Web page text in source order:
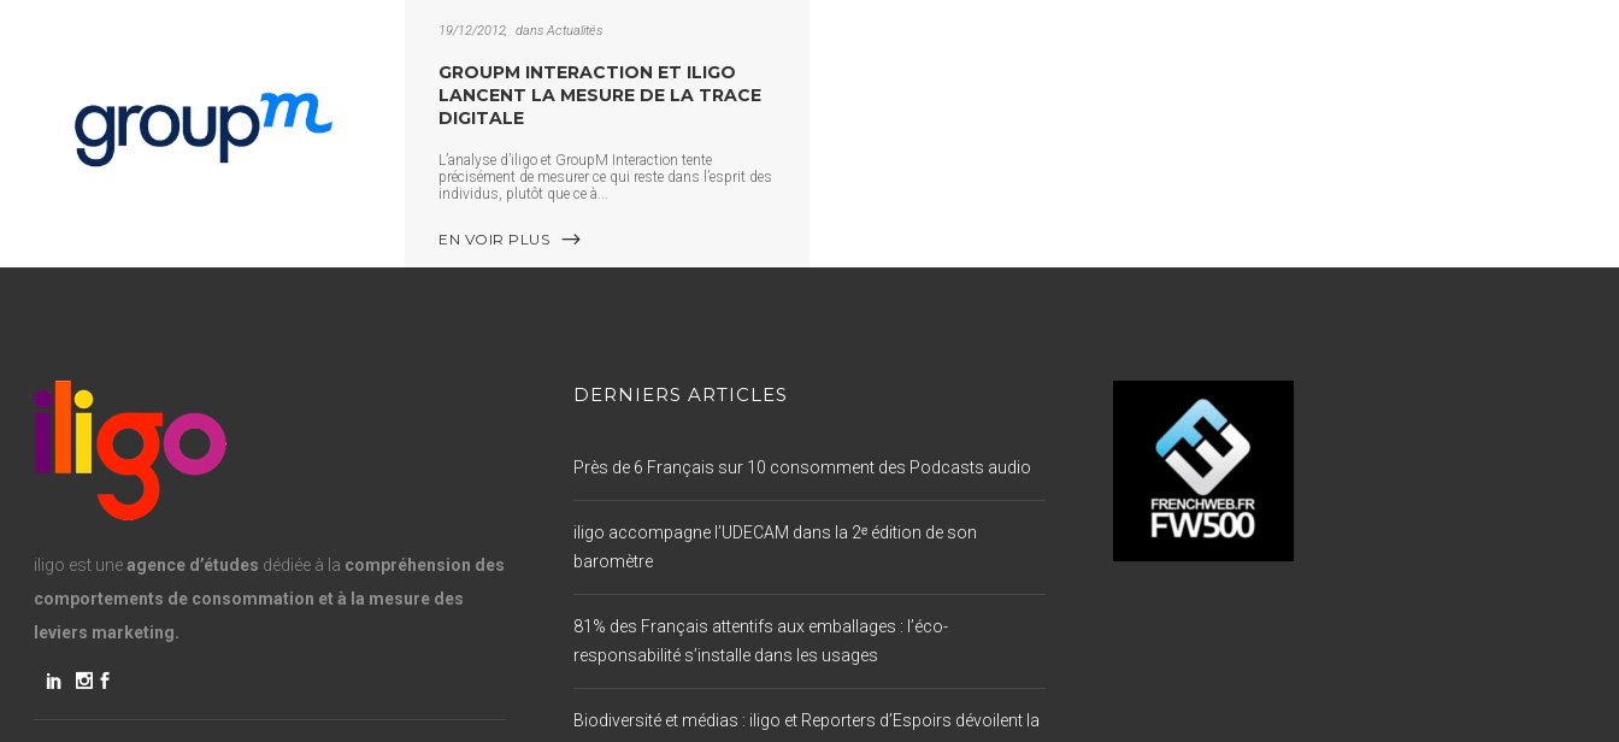
19/12/2012 dans Actualités
GROUPM INTERACTION ET ILIGO
LANCENT LA MESURE DE LA TRACE
DIGITALE
L’analyse d’iligo et GroupM Interaction tente
précisément de mesurer ce qui reste dans l’esprit des
individus, plutôt que ce à
EN VOIR PLUS
iligo est uneagence d’études dédiée à la compréhension des
comportements de consommation et à la mesure des
leviers marketing.
DERNIERS ARTICLES
Près de 6 Français sur 10 consomment des Podcasts audio
iligo accompagne l’UDECAM dans la 2ᵉ édition de son
baromètre
81% des Français attentifs aux emballages : l’éco-
responsabilité s’installe dans les usages
Biodiversité et médias : iligo et Reporters d’Espoirs dévoilent la